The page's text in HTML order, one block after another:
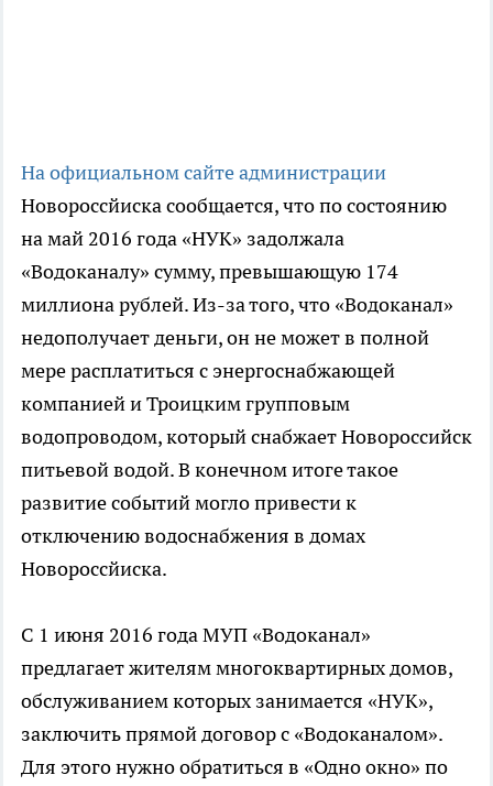
На официальном сайте администрации
Новороссйиска сообщается, что по состоянию
на май 2016 года «НУК» задолжала
«Водоканалу» сумму, превышающую 174
миллиона рублей. Из-за того, что «Водоканал»
недополучает деньги, он не может в полной
мере расплатиться с энергоснабжающей
компанией и Троицким групповым
водопроводом, который снабжает Новороссийск
питьевой водой. В конечном итоге такое
развитие событий могло привести к
отключению водоснабжения в домах
Новороссйиска.
С 1 июня 2016 года МУП «Водоканал»
предлагает жителям многоквартирных домов,
обслуживанием которых занимается «НУК»,
заключить прямой договор с «Водоканалом».
Для этого нужно обратиться в «Одно окно» по